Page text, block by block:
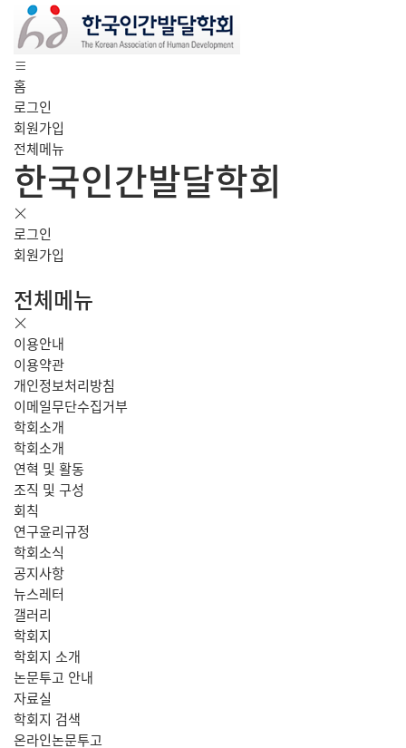
홈
로그인
회원가입
전체메뉴
한국인간발달학회
로그인
회원가입
전체메뉴
이용안내
이용약관
개인정보처리방침
이메일무단수집거부
학회소개
학회소개
연혁 및 활동
조직 및 구성
회칙
연구윤리규정
학회소식
공지사항
뉴스레터
갤러리
학회지
학회지 소개
논문투고 안내
자료실
학회지 검색
온라인논문투고